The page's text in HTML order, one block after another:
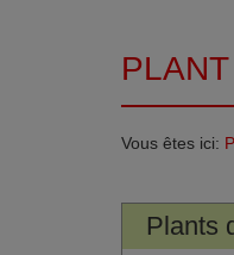
Vous êtes ici:
Plants